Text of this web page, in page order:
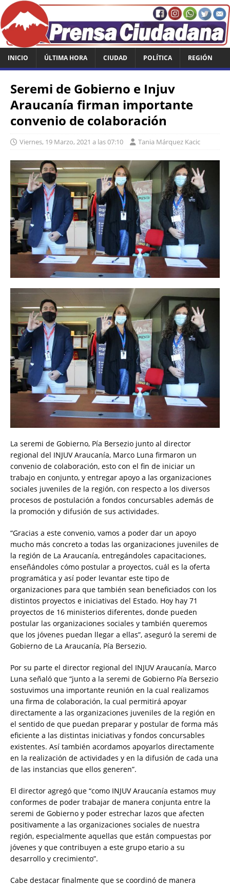
INICIO ÚLTIMA HORA CIUDAD POLÍTICA REGIÓN
Seremi de Gobierno e Injuv
Araucanía firman importante
convenio de colaboración
Viernes, 19 Marzo, 2021 a las 07:10 Tania Márquez Kacic
La seremi de Gobierno, Pía Bersezio junto al director
regional del INJUV Araucanía, Marco Luna firmaron un
convenio de colaboración, esto con el fin de iniciar un
trabajo en conjunto, y entregar apoyo a las organizaciones
sociales juveniles de la región, con respecto a los diversos
procesos de postulación a fondos concursables además de
la promoción y difusión de sus actividades.
“Gracias a este convenio, vamos a poder dar un apoyo
mucho más concreto a todas las organizaciones juveniles de
la región de La Araucanía, entregándoles capacitaciones,
enseñándoles cómo postular a proyectos, cuál es la oferta
programática y así poder levantar este tipo de
organizaciones para que también sean beneficiados con los
distintos proyectos e iniciativas del Estado. Hoy hay 71
proyectos de 16 ministerios diferentes, donde pueden
postular las organizaciones sociales y también queremos
que los jóvenes puedan llegar a ellas”, aseguró la seremi de
Gobierno de La Araucanía, Pía Bersezio.
Por su parte el director regional del INJUV Araucanía, Marco
Luna señaló que “junto a la seremi de Gobierno Pía Bersezio
sostuvimos una importante reunión en la cual realizamos
una firma de colaboración, la cual permitirá apoyar
directamente a las organizaciones juveniles de la región en
el sentido de que puedan preparar y postular de forma más
eficiente a las distintas iniciativas y fondos concursables
existentes. Así también acordamos apoyarlos directamente
en la realización de actividades y en la difusión de cada una
de las instancias que ellos generen”.
El director agregó que “como INJUV Araucanía estamos muy
conformes de poder trabajar de manera conjunta entre la
seremi de Gobierno y poder estrechar lazos que afecten
positivamente a las organizaciones sociales de nuestra
región, especialmente aquellas que están compuestas por
jóvenes y que contribuyen a este grupo etario a su
desarrollo y crecimiento”.
Cabe destacar finalmente que se coordinó de manera